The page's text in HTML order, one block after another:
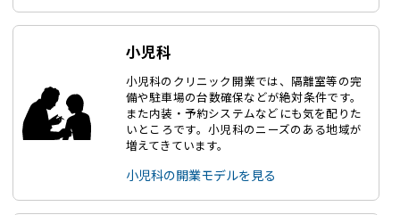
小児科
小児科のクリニック開業では、隔離室等の完
備や駐車場の台数確保などが絶対条件です。
また内装・予約システムなどにも気を配りた
いところです。小児科のニーズのある地域が
増えてきています。
小児科の開業モデルを見る